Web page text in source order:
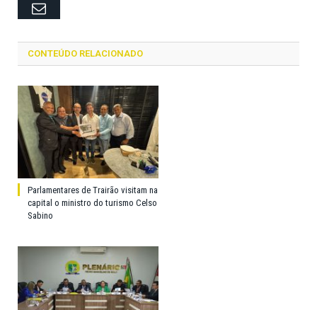
Email
CONTEÚDO RELACIONADO
Parlamentares de Trairão visitam na
capital o ministro do turismo Celso
Sabino